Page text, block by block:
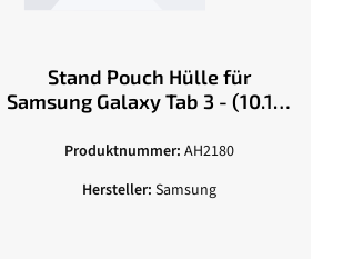
Stand Pouch Hülle für
Samsung Galaxy Tab 3 - (10.1"),
Produktnummer: AH2180
Hersteller: Samsung